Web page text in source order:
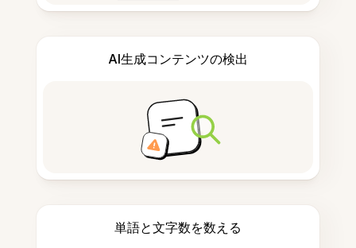
AI生成コンテンツの検出
単語と文字数を数える